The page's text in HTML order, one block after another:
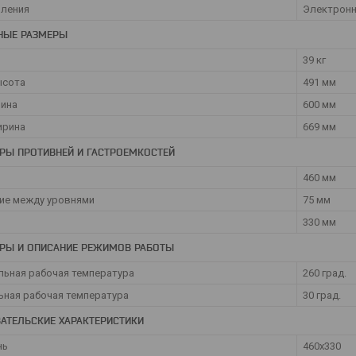
РАЗМЕРЫ
39 кг
491 мм
600 мм
669 мм
ПРОТИВНЕЙ И ГАСТРОЕМКОСТЕЙ
460 мм
между уровнями
75 мм
330 мм
И ОПИСАНИЕ РЕЖИМОВ РАБОТЫ
рабочая температура
260 град.
рабочая температура
30 град.
ХАРАКТЕРИСТИКИ
460x330